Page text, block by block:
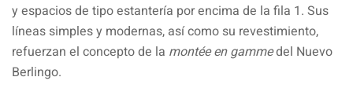
y espacios de tipo estantería por encima de la fila 1. Sus
líneas simples y modernas, así como su revestimiento,
refuerzan el concepto de la montée en gammedel Nuevo
Berlingo.